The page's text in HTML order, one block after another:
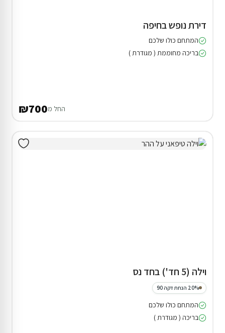
דירת נופש בחיפה
המתחם כולו שלכם
בריכה מחוממת ( מגודרת )
החל מ₪700
וילה (5 חד') בחד נס
20% הנחת דקה 90
המתחם כולו שלכם
בריכה ( מגודרת )